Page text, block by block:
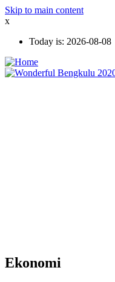
Skip to main content
x
Today is: 2026-08-08
Ekonomi